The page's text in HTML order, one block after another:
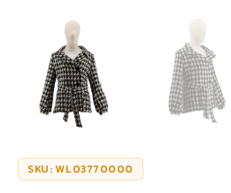
SKU: WL03770000